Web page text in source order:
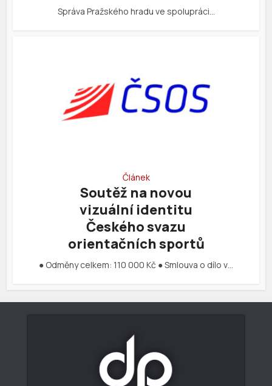
Správa Pražského hradu ve spolupráci…
Článek
Soutěž na novou
vizuální identitu
Českého svazu
orientačních sportů
● Odměny celkem: 110 000 Kč ● Smlouva o dílo v…